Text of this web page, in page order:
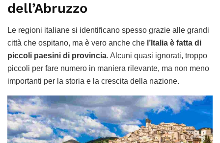
dell’Abruzzo
Le regioni italiane si identificano spesso grazie alle grandi
città che ospitano, ma è vero anche che l’Italia è fatta di
piccoli paesini di provincia. Alcuni quasi ignorati, troppo
piccoli per fare numero in maniera rilevante, ma non meno
importanti per la storia e la crescita della nazione.